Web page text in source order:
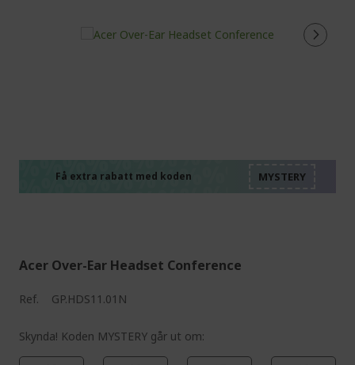
Få extra rabatt med koden
Acer Over-Ear Headset Conference
Ref. GP.HDS11.01N
Skynda! Koden MYSTERY går ut om: